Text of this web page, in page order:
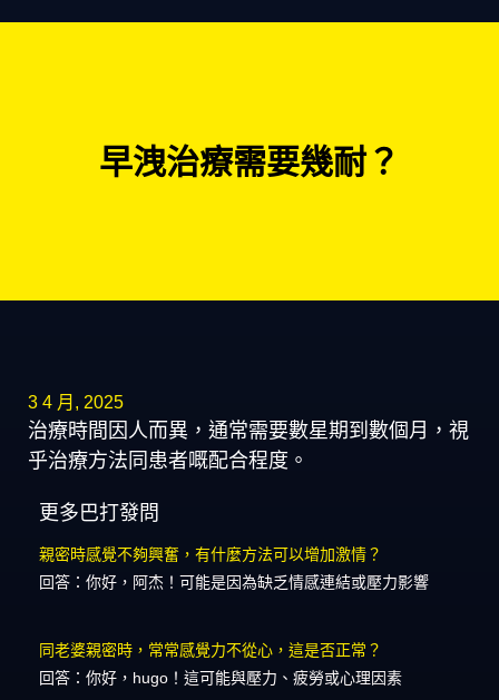
早洩治療需要幾耐？
3 4 月, 2025
治療時間因人而異，通常需要數星期到數個月，視
乎治療方法同患者嘅配合程度。
更多巴打發問
親密時感覺不夠興奮，有什麼方法可以增加激情？
回答：你好，阿杰！可能是因為缺乏情感連結或壓力影響
同老婆親密時，常常感覺力不從心，這是否正常？
回答：你好，hugo！這可能與壓力、疲勞或心理因素